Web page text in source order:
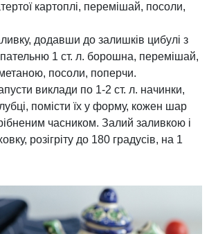
картоплі, перемішай, посоли,
додавши до залишків цибулі з
1 ст. л. борошна, перемішай,
посоли, поперчи.
виклади по 1-2 ст. л. начинки,
помісти їх у форму, кожен шар
часником. Залий заливкою і
розігріту до 180 градусів, на 1